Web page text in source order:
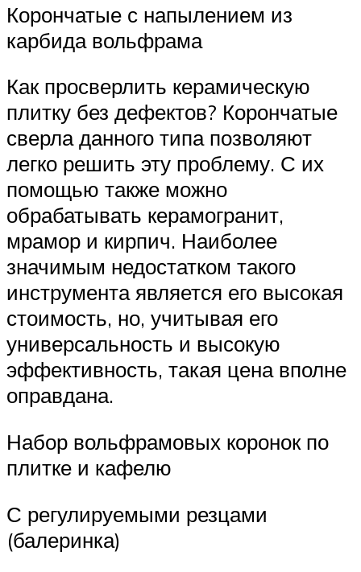
Корончатые с напылением из
карбида вольфрама
Как просверлить керамическую
плитку без дефектов? Корончатые
сверла данного типа позволяют
легко решить эту проблему. С их
помощью также можно
обрабатывать керамогранит,
мрамор и кирпич. Наиболее
значимым недостатком такого
инструмента является его высокая
стоимость, но, учитывая его
универсальность и высокую
эффективность, такая цена вполне
оправдана.
Набор вольфрамовых коронок по
плитке и кафелю
С регулируемыми резцами
(балеринка)